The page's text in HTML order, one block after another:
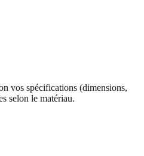
vos spécifications (dimensions,
selon le matériau.